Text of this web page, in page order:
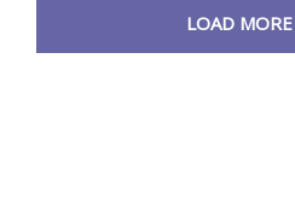
LOAD